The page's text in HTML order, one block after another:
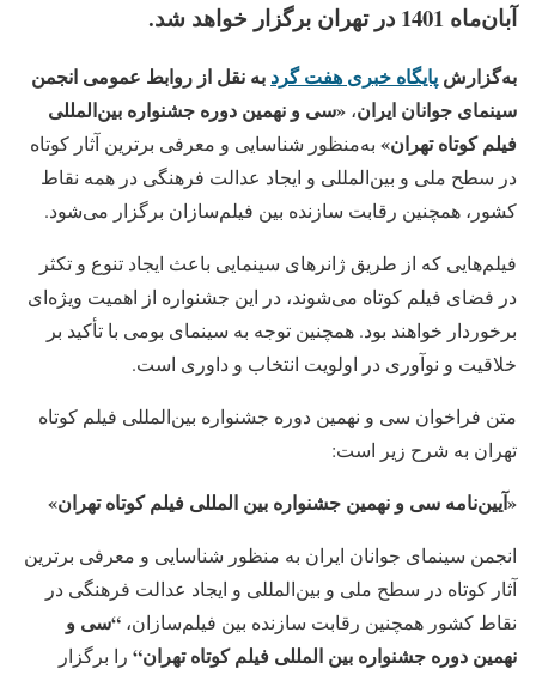
آبان‌ماه 1401 در تهران برگزار خواهد شد
.
به‌گزارش پایگاه خبری هفت گرد به نقل از روابط عمومی انجمن
سینمای جوانان ایران، «سی و نهمین دوره جشنواره بین‌المللی
فیلم کوتاه تهران» به‌منظور شناسایی و معرفی برترین آثار کوتاه
در سطح ملی و بین‌المللی و ایجاد عدالت فرهنگی در همه نقاط
کشور، همچنین رقابت سازنده بین فیلم‌سازان برگزار می‌شود.
فیلم‌هایی که از طریق ژانرهای سینمایی باعث ایجاد تنوع و تکثر
در فضای فیلم کوتاه می‌شوند، در این جشنواره از اهمیت ویژه‌ای
برخوردار خواهند بود. همچنین توجه به سینمای بومی با تأکید بر
خلاقیت و نوآوری در اولویت انتخاب و داوری است.
متن فراخوان سی و نهمین دوره جشنواره بین‌المللی فیلم كوتاه
تهران به شرح زیر است:
«آیین‌‎نامه سی و نهمین جشنواره بین المللی فیلم كوتاه تهران»
انجمن سینمای جوانان ایران به منظور شناسایی و معرفی برترین
آثار کوتاه در سطح ملی و بین‌المللی و ایجاد عدالت فرهنگی در
نقاط کشور همچنین رقابت سازنده بین فیلم‌سازان، “سی و
نهمین دوره جشنواره بین المللی فیلم کوتاه تهران“ را برگزار